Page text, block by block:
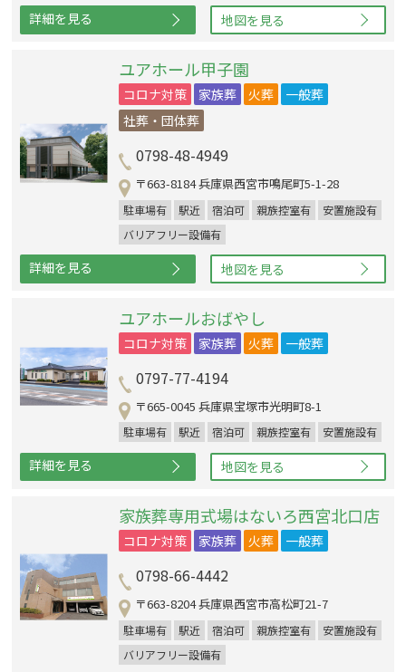
詳細を見る 地図を見る
ユアホール甲子園
コロナ対策 家族葬 火葬
一般葬
社葬・団体葬
0798-48-4949
〒663-8184 兵庫県西宮市鳴尾町5-1-28
駐車場有 駅近 宿泊可 親族控室有
安置施設有
バリアフリー設備有
詳細を見る 地図を見る
ユアホールおばやし
コロナ対策 家族葬 火葬 一般葬
0797-77-4194
〒665-0045 兵庫県宝塚市光明町8-1
駐車場有 駅近 宿泊可 親族控室有 安置施設有
詳細を見る 地図を見る
家族葬専用式場はないろ西宮北口店
コロナ対策 家族葬 火葬 一般葬
0798-66-4442
〒663-8204 兵庫県西宮市高松町21-7
駐車場有 駅近 宿泊可 親族控室有
安置施設有
バリアフリー設備有